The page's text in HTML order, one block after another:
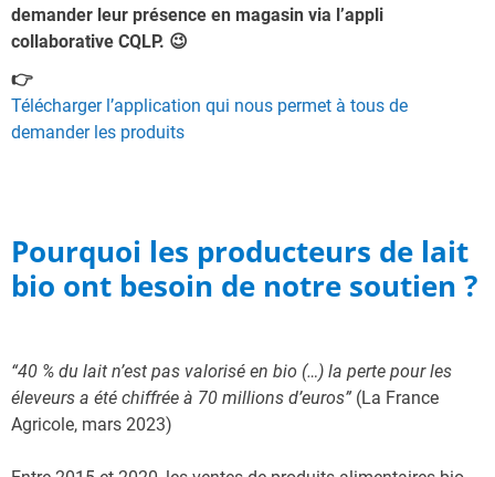
demander leur présence en magasin via l’appli
collaborative CQLP. 😉
👉
Télécharger l’application qui nous permet à tous de
demander les produits
Pourquoi les producteurs de lait
bio ont besoin de notre soutien ?
“40 % du lait n’est pas valorisé en bio (…) la perte pour les
éleveurs a été chiffrée à 70 millions d’euros” (La France
Agricole, mars 2023)